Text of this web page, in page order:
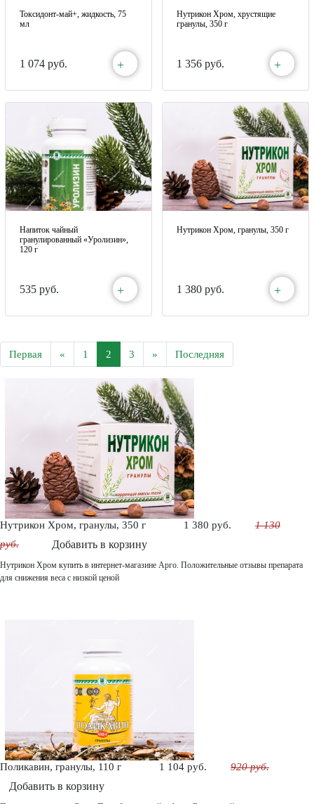
Токсидонт-май+, жидкость, 75
мл
1 074 руб. +
Нутрикон Хром, хрустящие
гранулы, 350 г
1 356 руб. +
Напиток чайный
гранулированный «Уролизин»,
120 г
535 руб. +
Нутрикон Хром, гранулы, 350 г
1 380 руб. +
Первая « 1 2 3 » Последняя
Нутрикон Хром, гранулы, 350 г 1 380 руб.
1 130
руб.
Добавить в корзину
Нутрикон Хром купить в интернет-магазине Арго. Положительные отзывы препарата
для снижения веса с низкой ценой
Поликавин, гранулы, 110 г 1 104 руб. 920 руб.
Добавить в корзину